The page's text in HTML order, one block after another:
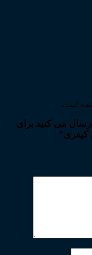
است.
می کنید برای
کیفری”